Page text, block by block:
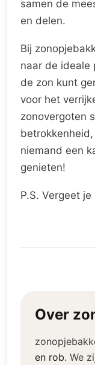
samen de
en delen.
Bij
naar de ideale
de zon kunt
voor het
zonovergoten
niemand een
genieten!
P.S. Vergeet
Over
en rob. We